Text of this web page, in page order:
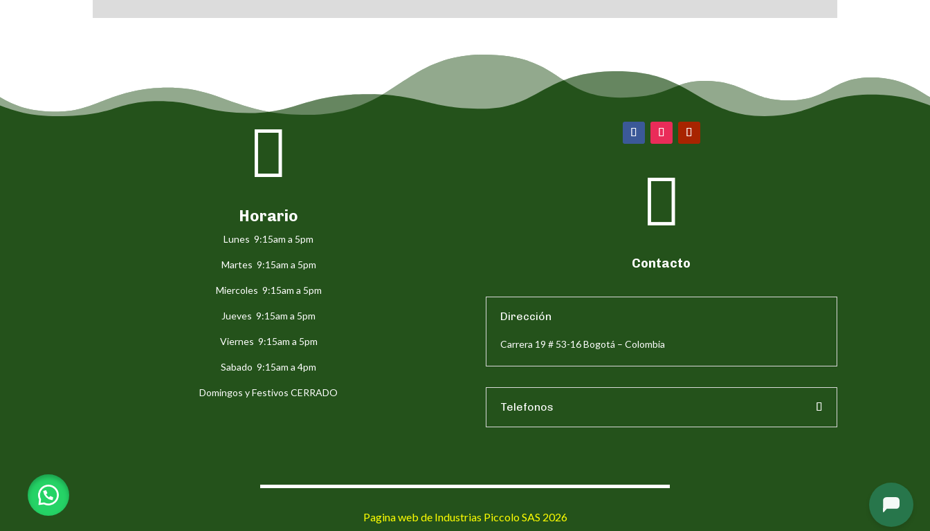

Horario
Lunes 9:15am a 5pm
Martes 9:15am a 5pm
Miercoles 9:15am a 5pm
Jueves 9:15am a 5pm
Viernes 9:15am a 5pm
Sabado 9:15am a 4pm
Domingos y Festivos CERRADO

Contacto
Dirección
Carrera 19 # 53-16 Bogotá – Colombia
Telefonos
Pagina web de Industrias Piccolo SAS 2026